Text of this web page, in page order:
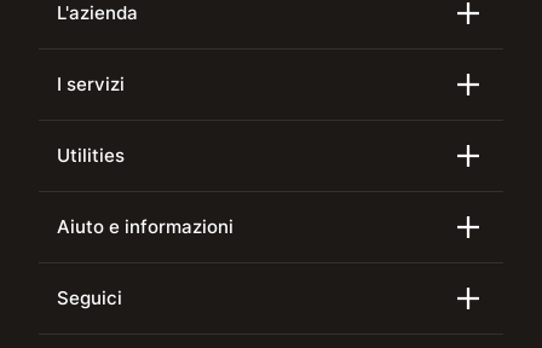
L'azienda
I servizi
Utilities
Aiuto e informazioni
Seguici